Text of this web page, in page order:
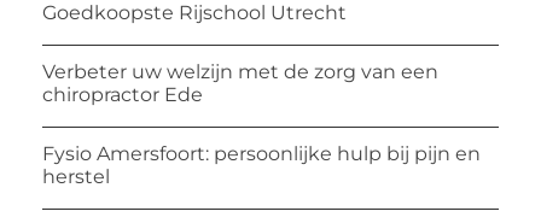
Goedkoopste Rijschool Utrecht
Verbeter uw welzijn met de zorg van een
chiropractor Ede
Fysio Amersfoort: persoonlijke hulp bij pijn en
herstel